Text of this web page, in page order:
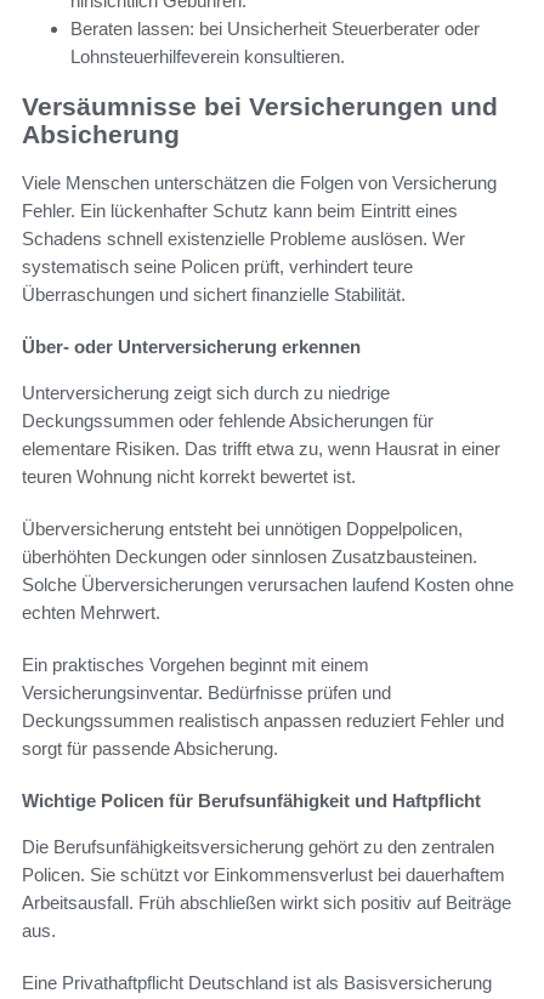
Beraten lassen: bei Unsicherheit Steuerberater oder
Lohnsteuerhilfeverein konsultieren.
Versäumnisse bei Versicherungen und
Absicherung
Viele Menschen unterschätzen die Folgen von Versicherung
Fehler. Ein lückenhafter Schutz kann beim Eintritt eines
Schadens schnell existenzielle Probleme auslösen. Wer
systematisch seine Policen prüft, verhindert teure
Überraschungen und sichert finanzielle Stabilität.
Über- oder Unterversicherung erkennen
Unterversicherung zeigt sich durch zu niedrige
Deckungssummen oder fehlende Absicherungen für
elementare Risiken. Das trifft etwa zu, wenn Hausrat in einer
teuren Wohnung nicht korrekt bewertet ist.
Überversicherung entsteht bei unnötigen Doppelpolicen,
überhöhten Deckungen oder sinnlosen Zusatzbausteinen.
Solche Überversicherungen verursachen laufend Kosten ohne
echten Mehrwert.
Ein praktisches Vorgehen beginnt mit einem
Versicherungsinventar. Bedürfnisse prüfen und
Deckungssummen realistisch anpassen reduziert Fehler und
sorgt für passende Absicherung.
Wichtige Policen für Berufsunfähigkeit und Haftpflicht
Die Berufsunfähigkeitsversicherung gehört zu den zentralen
Policen. Sie schützt vor Einkommensverlust bei dauerhaftem
Arbeitsausfall. Früh abschließen wirkt sich positiv auf Beiträge
aus.
Eine Privathaftpflicht Deutschland ist als Basisversicherung